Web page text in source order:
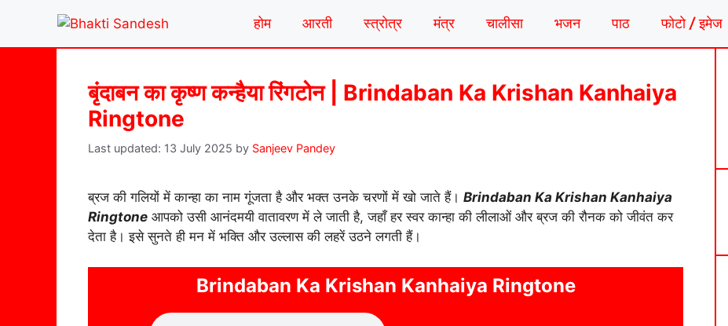
content
होम आरती स्त्रोत्र मंत्र चालीसा भजन पाठ फोटो / इमेज
बृंदाबन का कृष्ण कन्हैया रिंगटोन | Brindaban Ka Krishan Kanhaiya
Ringtone
13 July 2025 by Sanjeev Pandey
ब्रज की गलियों में कान्हा का नाम गूंजता है और भक्त उनके चरणों में खो जाते हैं। Brindaban Ka Krishan Kanhaiya
Ringtone आपको उसी आनंदमयी वातावरण में ले जाती है, जहाँ हर स्वर कान्हा की लीलाओं और ब्रज की रौनक को जीवंत कर
देता है। इसे सुनते ही मन में भक्ति और उल्लास की लहरें उठने लगती हैं।
Brindaban Ka Krishan Kanhaiya Ringtone